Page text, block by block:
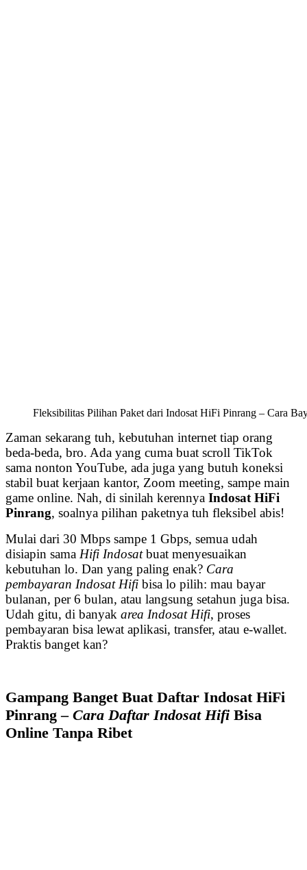
Fleksibilitas Pilihan Paket dari Indosat HiFi Pinrang – Cara
Zaman sekarang tuh, kebutuhan internet tiap orang
beda-beda, bro. Ada yang cuma buat scroll TikTok
sama nonton YouTube, ada juga yang butuh koneksi
stabil buat kerjaan kantor, Zoom meeting, sampe main
game online. Nah, di sinilah kerennya Indosat HiFi
Pinrang, soalnya pilihan paketnya tuh fleksibel abis!
Mulai dari 30 Mbps sampe 1 Gbps, semua udah
disiapin sama Hifi Indosatbuat menyesuaikan
kebutuhan lo. Dan yang paling enak? Cara
pembayaran Indosat Hifi bisa lo pilih: mau bayar
bulanan, per 6 bulan, atau langsung setahun juga bisa.
Udah gitu, di banyak area Indosat Hifi, proses
pembayaran bisa lewat aplikasi, transfer, atau e-wallet.
Praktis banget kan?
Gampang Banget Buat Daftar Indosat HiFi
Pinrang – Cara Daftar Indosat Hifi Bisa
Online Tanpa Ribet